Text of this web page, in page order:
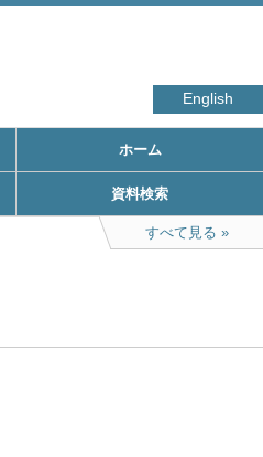
English
ホーム
資料検索
すべて見る